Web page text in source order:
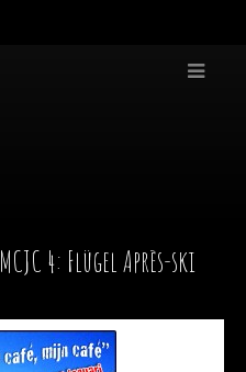
MCJC 4: Flügel Après-ski